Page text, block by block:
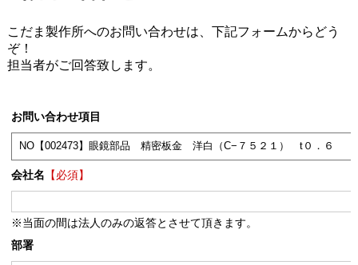
こだま製作所へのお問い合わせは、下記フォームからどう
ぞ！
担当者がご回答致します。
お問い合わせ項目
会社名 【必須】
※当面の間は法人のみの返答とさせて頂きます。
部署